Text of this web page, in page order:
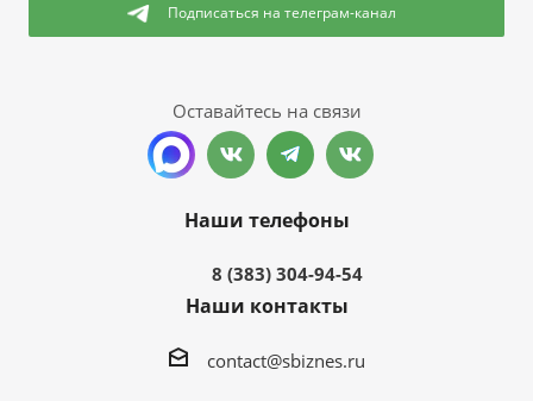
Подписаться на телеграм-канал
Оставайтесь на связи
Наши телефоны
8 (383) 304-94-54
Наши контакты
contact@sbiznes.ru